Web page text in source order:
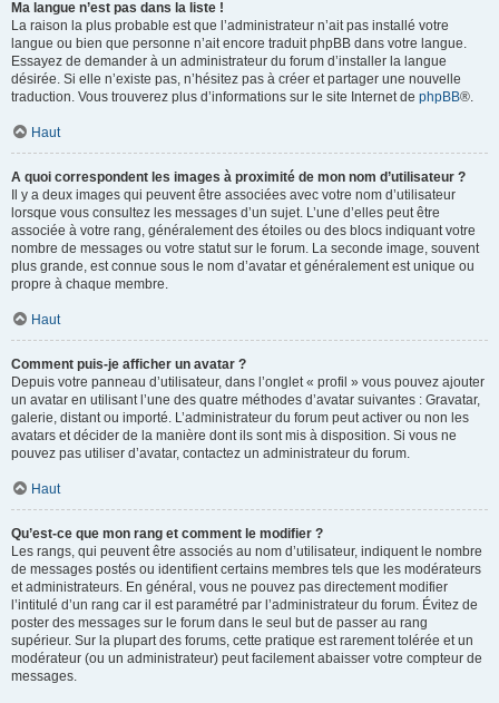
Ma langue n’est pas dans la liste !
La raison la plus probable est que l’administrateur n’ait pas installé votre
langue ou bien que personne n’ait encore traduit phpBB dans votre langue.
Essayez de demander à un administrateur du forum d’installer la langue
désirée. Si elle n’existe pas, n’hésitez pas à créer et partager une nouvelle
traduction. Vous trouverez plus d’informations sur le site Internet de phpBB®.
Haut
A quoi correspondent les images à proximité de mon nom d’utilisateur ?
Il y a deux images qui peuvent être associées avec votre nom d’utilisateur
lorsque vous consultez les messages d’un sujet. L’une d’elles peut être
associée à votre rang, généralement des étoiles ou des blocs indiquant votre
nombre de messages ou votre statut sur le forum. La seconde image, souvent
plus grande, est connue sous le nom d’avatar et généralement est unique ou
propre à chaque membre.
Haut
Comment puis-je afficher un avatar ?
Depuis votre panneau d’utilisateur, dans l’onglet « profil » vous pouvez ajouter
un avatar en utilisant l’une des quatre méthodes d’avatar suivantes : Gravatar,
galerie, distant ou importé. L’administrateur du forum peut activer ou non les
avatars et décider de la manière dont ils sont mis à disposition. Si vous ne
pouvez pas utiliser d’avatar, contactez un administrateur du forum.
Haut
Qu’est-ce que mon rang et comment le modifier ?
Les rangs, qui peuvent être associés au nom d’utilisateur, indiquent le nombre
de messages postés ou identifient certains membres tels que les modérateurs
et administrateurs. En général, vous ne pouvez pas directement modifier
l’intitulé d’un rang car il est paramétré par l’administrateur du forum. Évitez de
poster des messages sur le forum dans le seul but de passer au rang
supérieur. Sur la plupart des forums, cette pratique est rarement tolérée et un
modérateur (ou un administrateur) peut facilement abaisser votre compteur de
messages.